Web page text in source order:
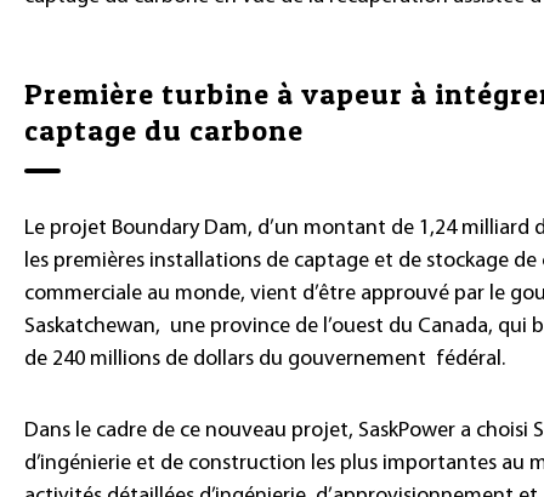
Première turbine à vapeur à
captage du carbone
Le projet Boundary Dam, d’un montant de 1,24 milliard
les premières installations de captage et de stockage de
commerciale au monde, vient d’être approuvé par le
Saskatchewan, une province de l’ouest du Canada, qui
de 240 millions de dollars du gouvernement fédéral.
Dans le cadre de ce nouveau projet, SaskPower a choisi
d’ingénierie et de construction les plus importantes au